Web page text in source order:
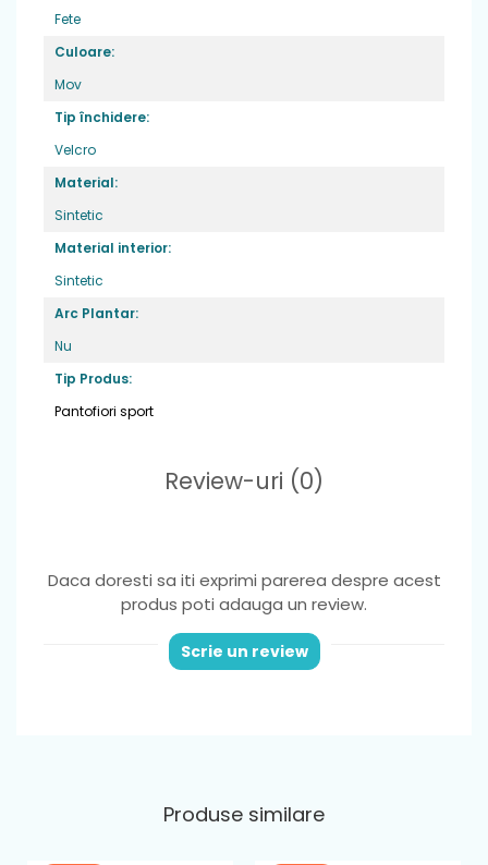
Fete
Culoare:
Mov
Tip închidere:
Velcro
Material:
Sintetic
Material interior:
Sintetic
Arc Plantar:
Nu
Tip Produs:
Pantofiori sport
Review-uri (0)
Daca doresti sa iti exprimi parerea despre acest
produs poti adauga un review.
Scrie un review
Produse similare